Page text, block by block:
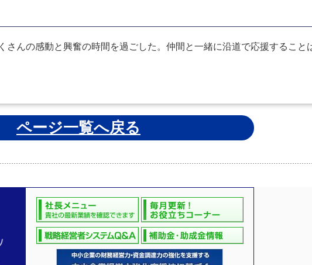
んの感動と興奮の時間を過ごした。仲間と一緒に沿道で応援すること
ページ一覧へ戻る